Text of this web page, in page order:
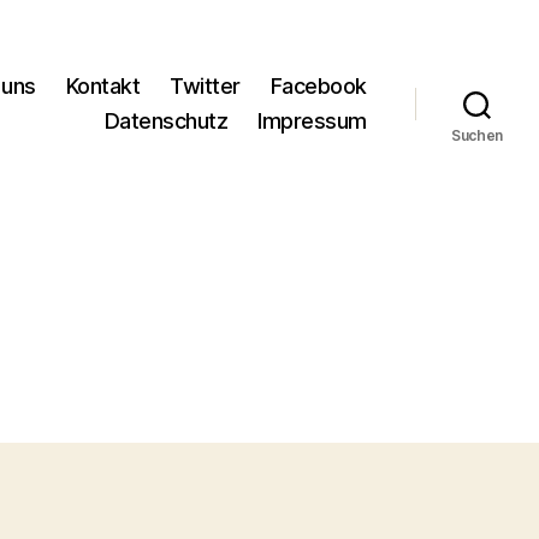
Kontakt Twitter
Facebook
Datenschutz
Impressum
Suchen